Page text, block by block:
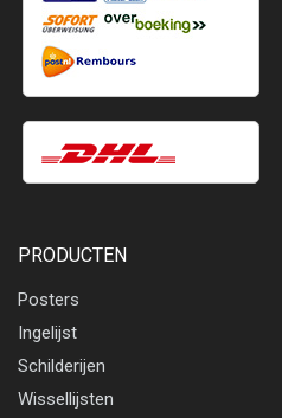
PRODUCTEN
Posters
Ingelijst
Schilderijen
Wissellijsten